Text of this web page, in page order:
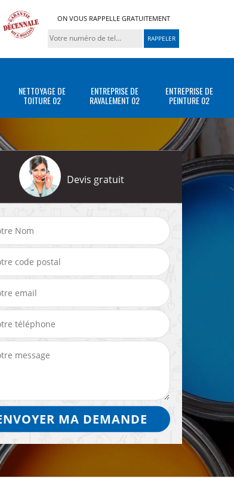
ON VOUS RAPPELLE GRATUITEMENT
NETTOYAGE DE
TOITURE 02
ENTREPRISE DE
RAVALEMENT 02
ENTREPRISE DE
PEINTURE 02
Devis gratuit